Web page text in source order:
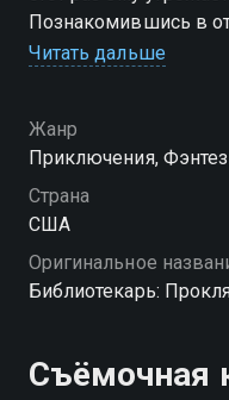
Познакомившись в
Симоной, Флин никак
чтобы вернуть к
Теперь Библиотекарю
отыскать артефакт
Читать дальше
Жанр
Приключения,
Страна
США
Оригинальное
Библиотекарь:
Съёмочная